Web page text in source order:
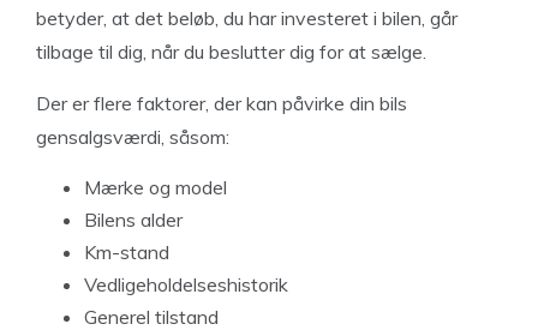
betyder, at det beløb, du har investeret i bilen, går
tilbage til dig, når du beslutter dig for at sælge.
Der er flere faktorer, der kan påvirke din bils
gensalgsværdi, såsom:
Mærke og model
Bilens alder
Km-stand
Vedligeholdelseshistorik
Generel tilstand